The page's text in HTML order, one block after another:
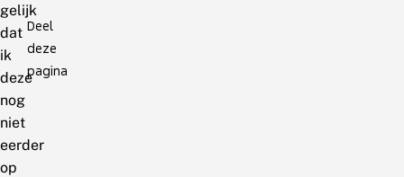
gelijk
dat
ik
deze
nog
niet
eerder
op
Deel
deze
pagina